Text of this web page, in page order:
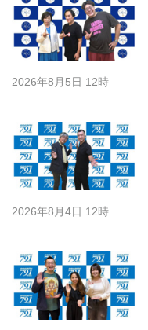
2026年8月5日 12時
2026年8月4日 12時